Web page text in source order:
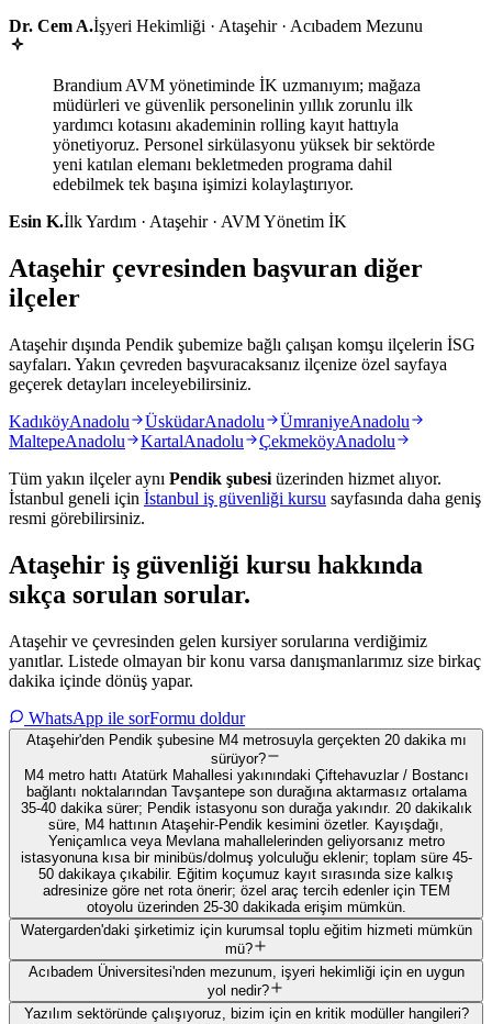
Dr. Cem A.İşyeri Hekimliği · Ataşehir · Acıbadem Mezunu
Brandium AVM yönetiminde İK uzmanıyım; mağaza
müdürleri ve güvenlik personelinin yıllık zorunlu ilk
yardımcı kotasını akademinin rolling kayıt hattıyla
yönetiyoruz. Personel sirkülasyonu yüksek bir sektörde
yeni katılan elemanı bekletmeden programa dahil
edebilmek tek başına işimizi kolaylaştırıyor.
Esin K.İlk Yardım · Ataşehir · AVM Yönetim İK
Ataşehir çevresinden başvuran diğer
ilçeler
Ataşehir dışında Pendik şubemize bağlı çalışan komşu ilçelerin İSG
sayfaları. Yakın çevreden başvuracaksanız ilçenize özel sayfaya
geçerek detayları inceleyebilirsiniz.
KadıköyAnadolu ÜsküdarAnadolu ÜmraniyeAnadolu
MaltepeAnadolu KartalAnadolu ÇekmeköyAnadolu
Tüm yakın ilçeler aynı Pendik şubesi üzerinden hizmet alıyor.
İstanbul geneli için İstanbul iş güvenliği kursu sayfasında daha geniş
resmi görebilirsiniz.
Ataşehir iş güvenliği kursu hakkında
sıkça sorulan sorular.
Ataşehir ve çevresinden gelen kursiyer sorularına verdiğimiz
yanıtlar. Listede olmayan bir konu varsa danışmanlarımız size birkaç
dakika içinde dönüş yapar.
WhatsApp ile sorFormu doldur
Ataşehir'den Pendik şubesine M4 metrosuyla gerçekten 20 dakika mı
sürüyor?
M4 metro hattı Atatürk Mahallesi yakınındaki Çiftehavuzlar / Bostancı
bağlantı noktalarından Tavşantepe son durağına aktarmasız ortalama
35-40 dakika sürer; Pendik istasyonu son durağa yakındır. 20 dakikalık
süre, M4 hattının Ataşehir-Pendik kesimini özetler. Kayışdağı,
Yeniçamlıca veya Mevlana mahallelerinden geliyorsanız metro
istasyonuna kısa bir minibüs/dolmuş yolculuğu eklenir; toplam süre 45-
50 dakikaya çıkabilir. Eğitim koçumuz kayıt sırasında size kalkış
adresinize göre net rota önerir; özel araç tercih edenler için TEM
otoyolu üzerinden 25-30 dakikada erişim mümkün.
Watergarden'daki şirketimiz için kurumsal toplu eğitim hizmeti mümkün
mü?
Acıbadem Üniversitesi'nden mezunum, işyeri hekimliği için en uygun
yol nedir?
Yazılım sektöründe çalışıyoruz, bizim için en kritik modüller hangileri?